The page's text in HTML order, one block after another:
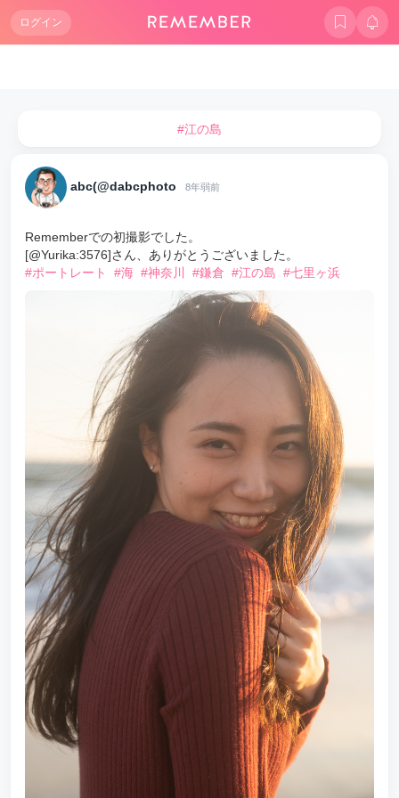
ログイン
#江の島
abc(@dabcphoto 8年弱前
Rememberでの初撮影でした。
[@Yurika:3576]さん、ありがとうございました。
#ポートレート
#海 #神奈川 #鎌倉 #江の島 #七里ヶ浜